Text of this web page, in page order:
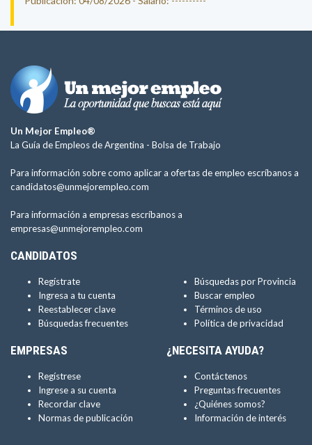
Un Mejor Empleo®
La Guía de Empleos de Argentina - Bolsa de Trabajo
Para información sobre como aplicar a ofertas de empleo escríbanos a
candidatos@unmejorempleo.com
Para información a empresas escríbanos a
empresas@unmejorempleo.com
CANDIDATOS
Regístrate
Ingresa a tu cuenta
Reestablecer clave
Búsquedas frecuentes
Búsquedas por Provincia
Buscar empleo
Términos de uso
Política de privacidad
EMPRESAS
Regístrese
Ingrese a su cuenta
Recordar clave
Normas de publicación
¿NECESITA AYUDA?
Contáctenos
Preguntas frecuentes
¿Quiénes somos?
Información de interés